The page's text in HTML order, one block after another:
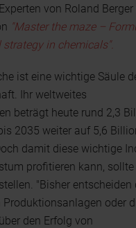
von Roland
"Master the maze –
in chemicals".
ist eine wichtige Säule
Ihr weltweites
beträgt heute rund 2,3
2035 weiter auf 5,6
damit diese wichtige
profitieren kann,
"Bisher entscheiden
oder
den Erfolg von